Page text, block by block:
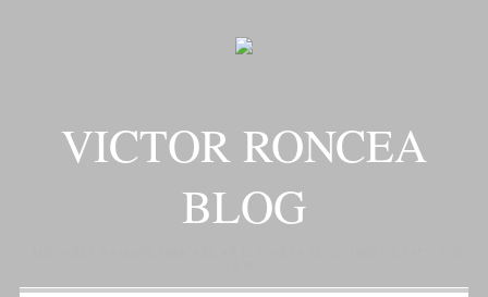
VICTOR RONCEA
BLOG